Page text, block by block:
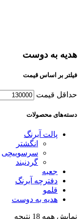
هدیه به دوست
فیلتر بر اساس قیمت
حداقل قیمت
دسته‌های محصولات
پالت آبرنگ
انگشتر
سرسوییچی
گردنبند
جعبه
دفترچه آبرنگ
قلمو
هدیه به دوست
نمایش همه 18 نتیجه